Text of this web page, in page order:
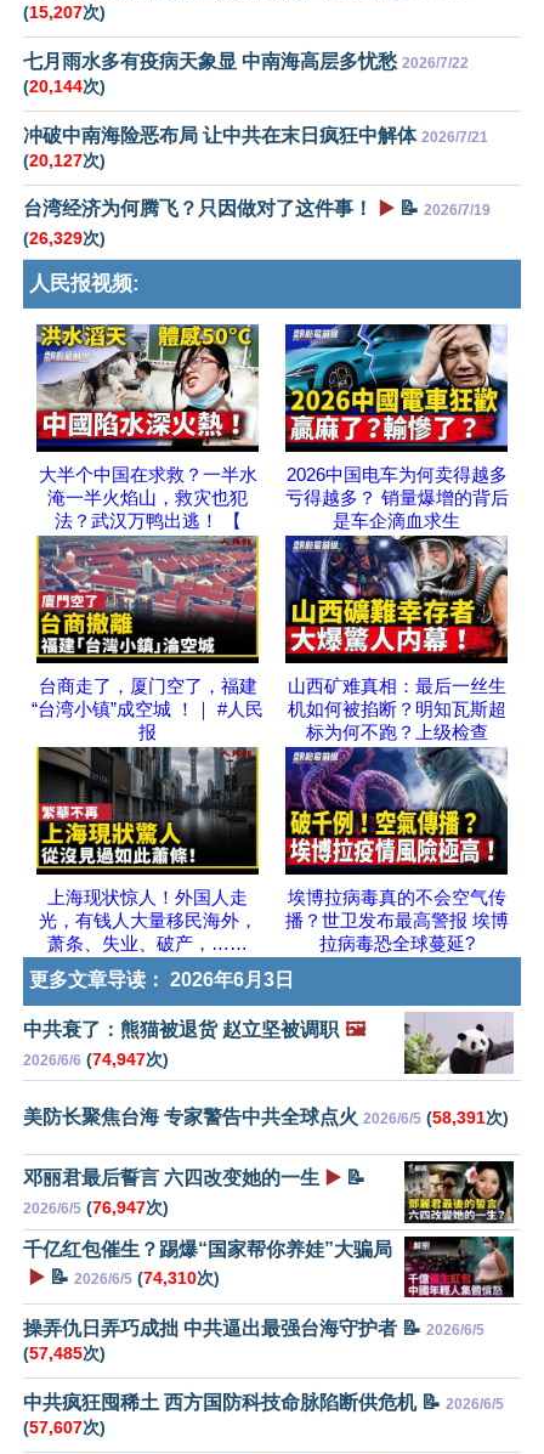
(15,207次)
七月雨水多有疫病天象显 中南海高层多忧愁 2026/7/22
(20,144次)
冲破中南海险恶布局 让中共在末日疯狂中解体 2026/7/21
(20,127次)
台湾经济为何腾飞？只因做对了这件事！ ▶️ 📝 2026/7/19
(26,329次)
人民报视频:
大半个中国在求救？一半水
淹一半火焰山，救灾也犯
法？武汉万鸭出逃！ 【
2026中国电车为何卖得越多
亏得越多？ 销量爆增的背后
是车企滴血求生
台商走了，厦门空了，福建
“台湾小镇”成空城 ！｜ #人民
报
山西矿难真相：最后一丝生
机如何被掐断？明知瓦斯超
标为何不跑？上级检查
上海现状惊人！外国人走
光，有钱人大量移民海外，
萧条、失业、破产，……
埃博拉病毒真的不会空气传
播？世卫发布最高警报 埃博
拉病毒恐全球蔓延?
更多文章导读： 2026年6月3日
中共衰了：熊猫被退货 赵立坚被调职 🖼️
2026/6/6 (74,947次)
美防长聚焦台海 专家警告中共全球点火 2026/6/5 (58,391次)
邓丽君最后誓言 六四改变她的一生 ▶️ 📝
2026/6/5 (76,947次)
千亿红包催生？踢爆“国家帮你养娃”大骗局
▶️ 📝 2026/6/5 (74,310次)
操弄仇日弄巧成拙 中共逼出最强台海守护者 📝 2026/6/5
(57,485次)
中共疯狂囤稀土 西方国防科技命脉陷断供危机 📝 2026/6/5
(57,607次)